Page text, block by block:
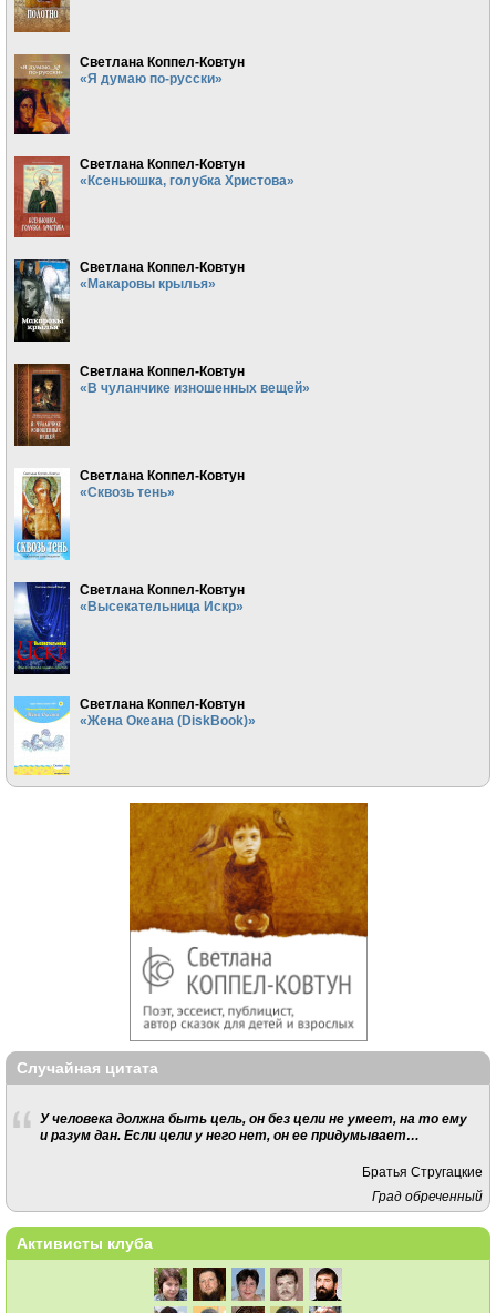
Светлана Коппел-Ковтун
«Я думаю по-русски»
Светлана Коппел-Ковтун
«Ксеньюшка, голубка Христова»
Светлана Коппел-Ковтун
«Макаровы крылья»
Светлана Коппел-Ковтун
«В чуланчике изношенных вещей»
Светлана Коппел-Ковтун
«Сквозь тень»
Светлана Коппел-Ковтун
«Высекательница Искр»
Светлана Коппел-Ковтун
«Жена Океана (DiskBook)»
Случайная цитата
У человека должна быть цель, он без цели не умеет, на то ему
и разум дан. Если цели у него нет, он ее придумывает…
Братья Стругацкие
Град обреченный
Активисты клуба